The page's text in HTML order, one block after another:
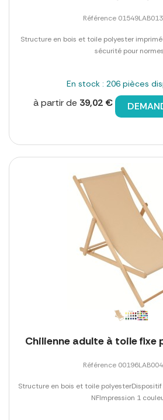
Référence
Structure en bois et toile polyester
sécurité pour
En stock : 206 pièces
à partir de 39,02 €
Chilienne adulte à toile fixe
Référence
Structure en bois et toile
NFImpression 1